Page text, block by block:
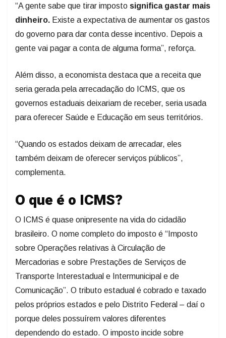
“A gente sabe que tirar imposto significa gastar mais
dinheiro. Existe a expectativa de aumentar os gastos
do governo para dar conta desse incentivo. Depois a
gente vai pagar a conta de alguma forma”, reforça.
Além disso, a economista destaca que a receita que
seria gerada pela arrecadação do ICMS, que os
governos estaduais deixariam de receber, seria usada
para oferecer Saúde e Educação em seus territórios.
“Quando os estados deixam de arrecadar, eles
também deixam de oferecer serviços públicos”,
complementa.
O que é o ICMS?
O ICMS é quase onipresente na vida do cidadão
brasileiro. O nome completo do imposto é “Imposto
sobre Operações relativas à Circulação de
Mercadorias e sobre Prestações de Serviços de
Transporte Interestadual e Intermunicipal e de
Comunicação”. O tributo estadual é cobrado e taxado
pelos próprios estados e pelo Distrito Federal – daí o
porque deles possuírem valores diferentes
dependendo do estado. O imposto incide sobre